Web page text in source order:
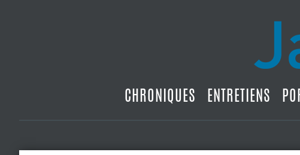
CHRONIQUES ENTRETIENS